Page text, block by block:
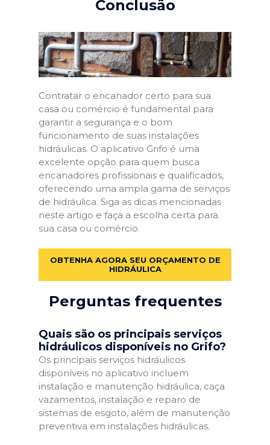
Conclusão
Contratar o encanador certo para sua
casa ou comércio é fundamental para
garantir a segurança e o bom
funcionamento de suas instalações
hidráulicas. O aplicativo Grifo é uma
excelente opção para quem busca
encanadores profissionais e qualificados,
oferecendo uma ampla gama de serviços
de hidráulica. Siga as dicas mencionadas
neste artigo e faça a escolha certa para
sua casa ou comércio.
OBTENHA AGORA SEU ORÇAMENTO DE
HIDRÁULICA
Perguntas frequentes
Quais são os principais serviços
hidráulicos disponíveis no Grifo?
Os principais serviços hidráulicos
disponíveis no aplicativo incluem
instalação e manutenção hidráulica, caça
vazamentos, instalação e reparo de
sistemas de esgoto, além de manutenção
preventiva em instalações hidráulicas.